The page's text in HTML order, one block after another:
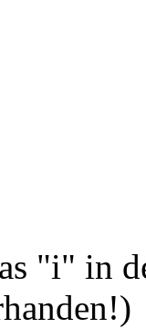
"i" in